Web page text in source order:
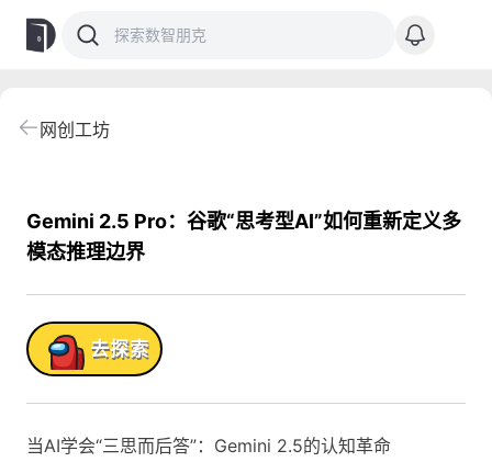
网创工坊
Gemini 2.5 Pro：谷歌“思考型AI”如何重新定义多
模态推理边界
! 去探索
当AI学会“三思而后答”：Gemini 2.5的认知革命